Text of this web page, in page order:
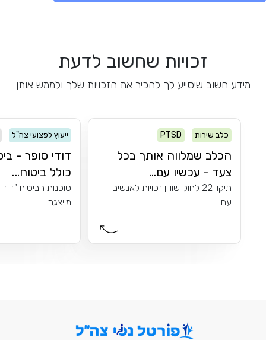
זכויות שחשוב לדעת
מידע חשוב שיסייע לך להכיר את הזכויות שלך ולממש אותן
כלב שירות PTSD
הכלב שמלווה אותך בכל
צעד - עכשיו עם...
תיקון 22 לחוק שוויון זכויות לאנשים
עם...
ייעוץ לפצועי צה"ל
דודי סופר -
כולל ביטוח...
סוכנות הביטוח
מייצגת...